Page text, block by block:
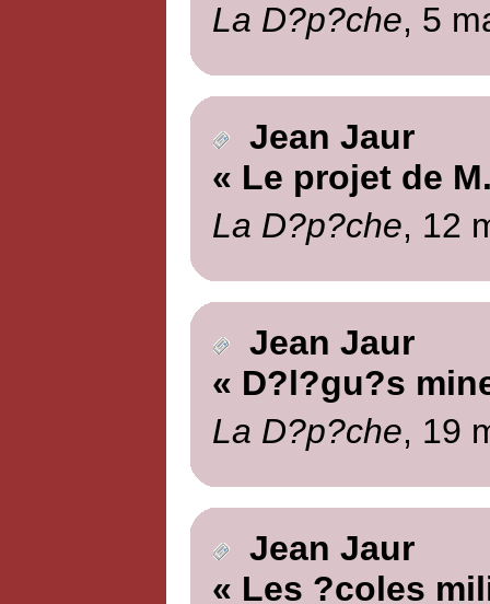
La D?p?che, 5
Jean Jaur
« Le projet de
La D?p?che, 12
Jean Jaur
« D?l?gu?s
La D?p?che, 19
Jean Jaur
« Les ?coles